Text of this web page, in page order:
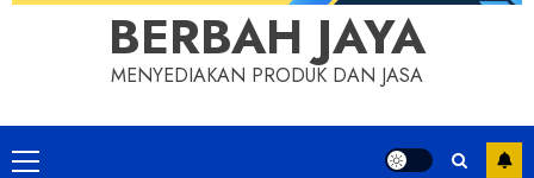
BERBAH JAYA
MENYEDIAKAN PRODUK DAN JASA
Primary